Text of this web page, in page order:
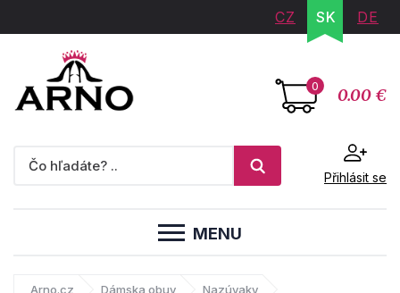
CZ SK DE
0 0.00 €
Přihlásit se
MENU
Arno.cz Dámska obuv Nazúvaky